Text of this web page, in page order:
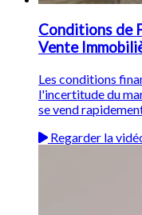
Conditions de
Vente
Les conditions
l'incertitude du
se vend
Regarder la